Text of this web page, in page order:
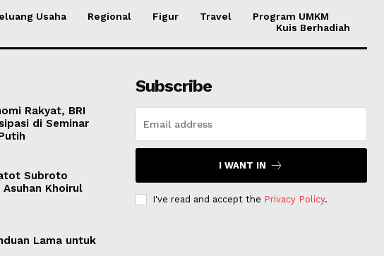
Usaha Regional Figur Travel
Program UMKM
Kuis Berhadiah
Rakyat, BRI
di Seminar
Subroto
Khoirul
Lama untuk
Subscribe
I WANT IN
I've read and accept the Privacy Policy.